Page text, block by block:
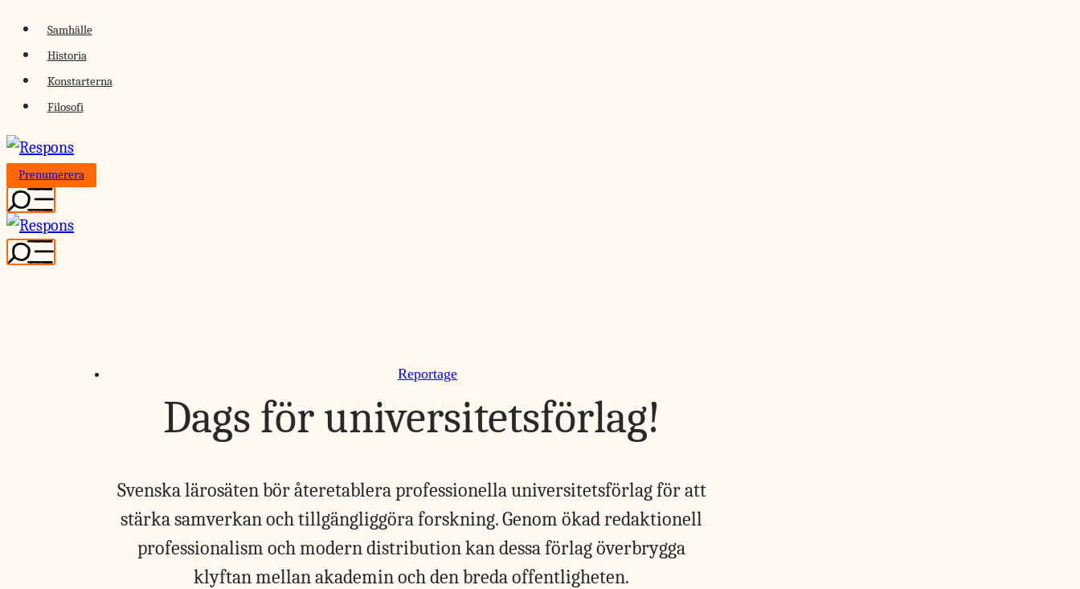
Skip
content
Samhälle
Historia
Konstarterna
Filosofi
Prenumerera
Reportage
Dags för universitetsförlag!
Svenska lärosäten bör återetablera professionella universitetsförlag för att
stärka samverkan och tillgängliggöra forskning. Genom ökad redaktionell
professionalism och modern distribution kan dessa förlag överbrygga
klyftan mellan akademin och den breda offentligheten.